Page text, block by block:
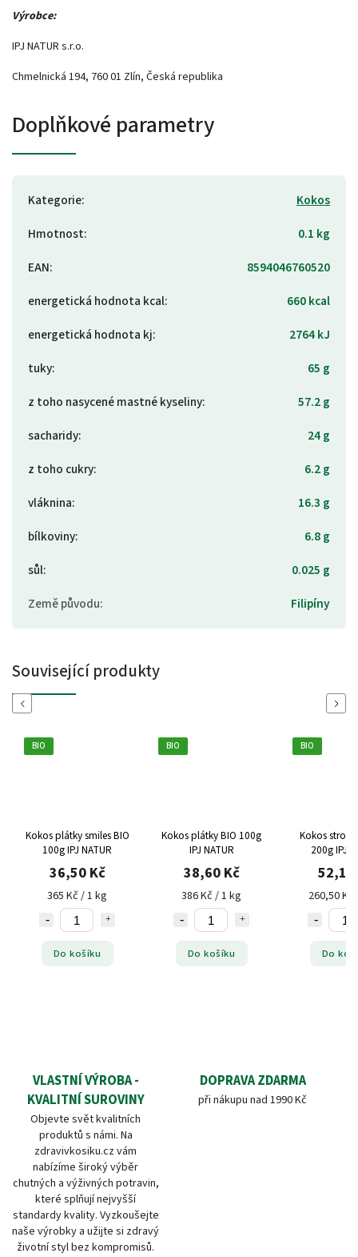
Výrobce:
IPJ NATUR s.r.o.
Chmelnická 194, 760 01 Zlín, Česká republika
Doplňkové parametry
Kategorie:
Kokos
Hmotnost:
0.1 kg
EAN:
8594046760520
energetická hodnota kcal:
660 kcal
energetická hodnota kj:
2764 kJ
tuky:
65 g
z toho nasycené mastné kyseliny:
57.2 g
sacharidy:
24 g
z toho cukry:
6.2 g
vláknina:
16.3 g
bílkoviny:
6.8 g
sůl:
0.025 g
Země původu: Filipíny
Související produkty
Previous
BIO
Kokos plátky smiles BIO
100g IPJ NATUR
36,50 Kč
365 Kč / 1 kg
Do košíku
BIO
Kokos plátky BIO 100g
IPJ NATUR
38,60 Kč
386 Kč / 1 kg
Do košíku
BIO
Kokos
200g IPJ
52,10
260,50
Do
Next
VLASTNÍ VÝROBA -
KVALITNÍ SUROVINY
Objevte svět kvalitních
produktů s námi. Na
zdravivkosiku.cz vám
nabízíme široký výběr
chutných a výživných potravin,
které splňují nejvyšší
standardy kvality. Vyzkoušejte
naše výrobky a užijte si zdravý
životní styl bez kompromisů.
DOPRAVA ZDARMA
při nákupu nad 1990 Kč